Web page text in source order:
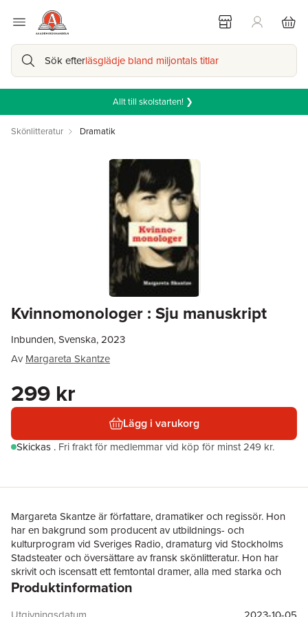
Sök efterläsglädje bland miljontals titlar
Allt till skolstarten! ❯
Skönlitteratur Dramatik
Kvinnomonologer : Sju manuskript
Inbunden, Svenska, 2023
Av Margareta Skantze
299 kr
Lägg i varukorg
Skickas . Fri frakt för medlemmar vid köp för minst 249 kr.
Margareta Skantze är författare, dramatiker och regissör. Hon
har en bakgrund som producent av utbildnings- och
kulturprogram vid Sveriges Radio, dramaturg vid Stockholms
Stadsteater och översättare av fransk skönlitteratur. Hon har
skrivit och iscensatt ett femtontal dramer, alla med starka och
sammansatta kvinnor i bärande roller. Om dessa manuskript till
"Dessa monologer bygger på mitt livslånga utforskande av den
Produktinformation